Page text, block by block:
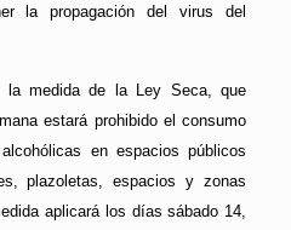
la propagación del virus del
la medida de la Ley Seca, que
estará prohibido el consumo
en espacios públicos
plazoletas, espacios y zonas
aplicará los días sábado 14,